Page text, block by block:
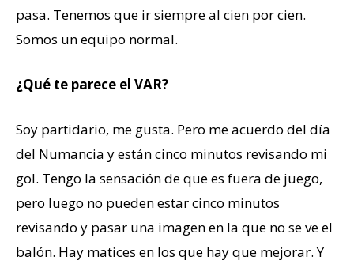
pasa. Tenemos que ir siempre al cien por cien.
Somos un equipo normal.
¿Qué te parece el VAR?
Soy partidario, me gusta. Pero me acuerdo del día
del Numancia y están cinco minutos revisando mi
gol. Tengo la sensación de que es fuera de juego,
pero luego no pueden estar cinco minutos
revisando y pasar una imagen en la que no se ve el
balón. Hay matices en los que hay que mejorar. Y